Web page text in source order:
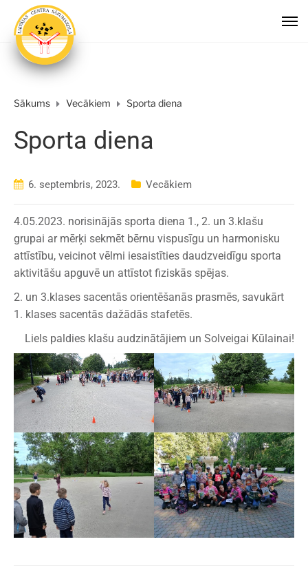
Sākums Vecākiem Sporta diena
Sporta diena
6. septembris, 2023. Vecākiem
4.05.2023. norisinājās sporta diena 1., 2. un 3.klašu
grupai ar mērķi sekmēt bērnu vispusīgu un harmonisku
attīstību, veicinot vēlmi iesaistīties daudzveidīgu sporta
aktivitāšu apguvē un attīstot fiziskās spējas.
2. un 3.klases sacentās orientēšanās prasmēs, savukārt
1. klases sacentās dažādās stafetēs.
Liels paldies klašu audzinātājiem un Solveigai Kūlainai!